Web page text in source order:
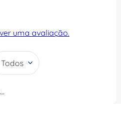
uma avaliação.
Todos